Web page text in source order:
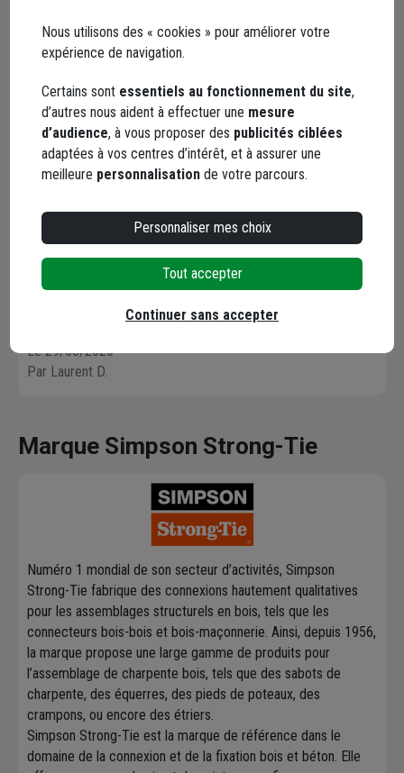
Par Lahcen F., MONTGISCARD
5 / 5
RAS
Le 06/11/2020
Par Yann P.
Le produit commandé correspond en tout point à la
description faite sur le site.La qualité est bonne et le prix
intéressant. Le tout livré rapidement ! Un site sérieux que je
recommande. Merci.
Le 29/06/2020
Par Laurent D.
Marque Simpson Strong-Tie
Numéro 1 mondial de son secteur d’activités, Simpson
Strong-Tie fabrique des connexions hautement qualitatives
pour les assemblages structurels en bois, tels que les
connecteurs bois-bois et bois-maçonnerie. Ainsi, depuis 1956,
la marque propose une large gamme de produits pour
l’assemblage de charpente bois, tels que des sabots de
charpente, des équerres, des pieds de poteaux, des
crampons, ou encore des étriers.
Simpson Strong-Tie est la marque de référence dans le
domaine de la connexion et de la fixation bois et béton. Elle
Nous utilisons des « cookies » pour améliorer votre
expérience de navigation.
Certains sont essentiels au fonctionnement du site,
d’autres nous aident à effectuer une mesure
d’audience, à vous proposer des publicités ciblées
adaptées à vos centres d’intérêt, et à assurer une
meilleure personnalisation de votre parcours.
Personnaliser mes choix
Tout accepter
Continuer sans accepter